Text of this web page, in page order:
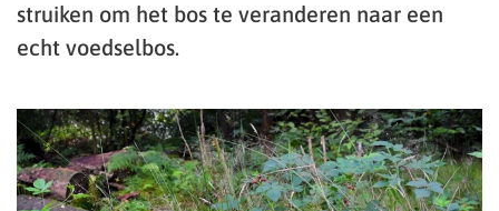
struiken om het bos te veranderen naar een
echt voedselbos.